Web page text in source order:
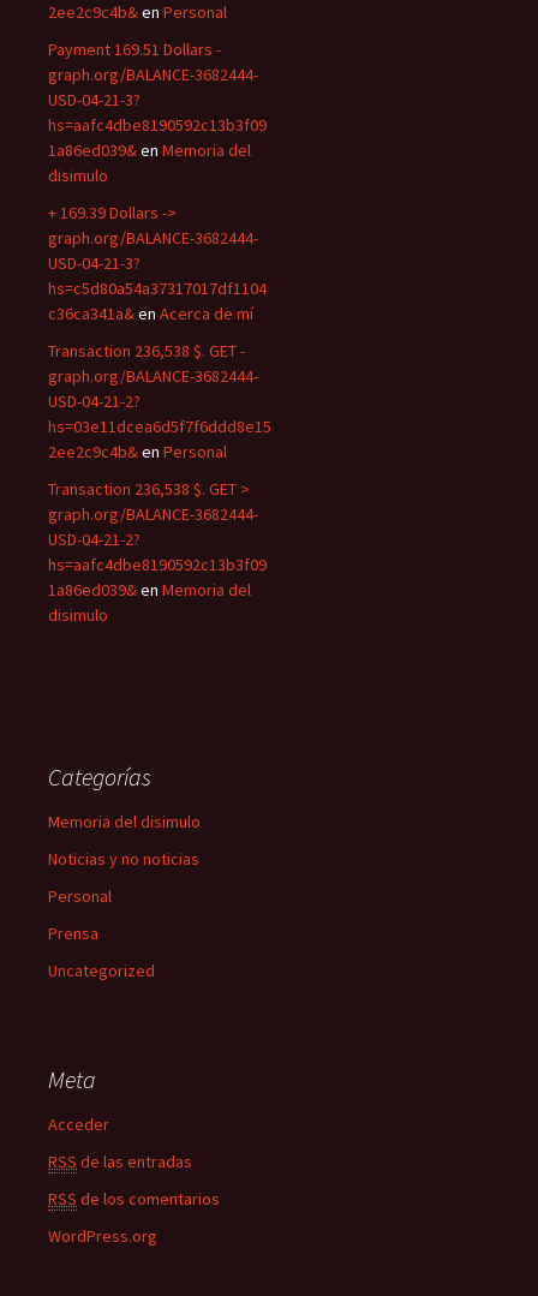
2ee2c9c4b&en Personal
Payment 169.51 Dollars -
graph.org/BALANCE-3682444-
USD-04-21-3?
hs=aafc4dbe8190592c13b3f09
1a86ed039&en Memoria del
disimulo
+ 169.39 Dollars ->
graph.org/BALANCE-3682444-
USD-04-21-3?
hs=c5d80a54a37317017df1104
c36ca341a&en Acerca de mí
Transaction 236,538 $. GET -
graph.org/BALANCE-3682444-
USD-04-21-2?
hs=03e11dcea6d5f7f6ddd8e15
2ee2c9c4b&en Personal
Transaction 236,538 $. GET >
graph.org/BALANCE-3682444-
USD-04-21-2?
hs=aafc4dbe8190592c13b3f09
1a86ed039&en Memoria del
disimulo
Categorías
Memoria del disimulo
Noticias y no noticias
Personal
Prensa
Uncategorized
Meta
Acceder
RSS de las entradas
RSS de los comentarios
WordPress.org